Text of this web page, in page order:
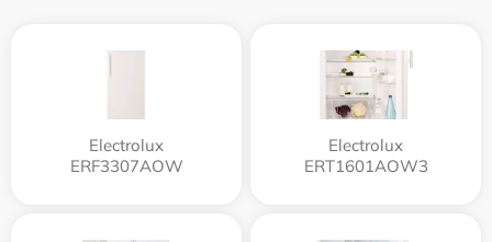
Electrolux
ERF3307AOW
Electrolux
ERT1601AOW3